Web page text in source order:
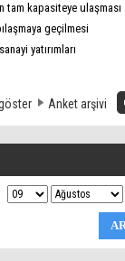
tam kapasiteye ulaşması
geçilmesi
yatırımları
Anket arşivi